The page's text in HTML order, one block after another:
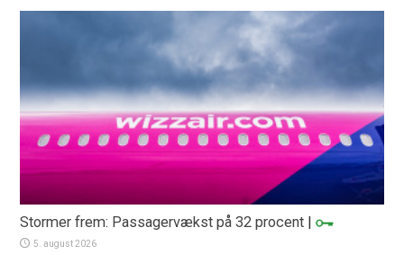
Stormer frem: Passagervækst på 32 procent |
5. august 2026